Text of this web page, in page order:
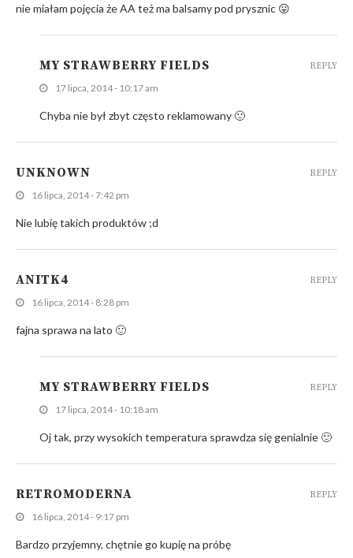
nie miałam pojęcia że AA też ma balsamy pod prysznic 😛
MY STRAWBERRY FIELDS
17 lipca, 2014 - 10:17 am
Chyba nie był zbyt często reklamowany 🙂
REPLY
UNKNOWN
16 lipca, 2014 - 7:42 pm
Nie lubię takich produktów ;d
REPLY
ANITK4
16 lipca, 2014 - 8:28 pm
fajna sprawa na lato 🙂
REPLY
MY STRAWBERRY FIELDS
17 lipca, 2014 - 10:18 am
Oj tak, przy wysokich temperatura sprawdza się genialnie 🙂
REPLY
RETROMODERNA
16 lipca, 2014 - 9:17 pm
Bardzo przyjemny, chętnie go kupię na próbę
REPLY